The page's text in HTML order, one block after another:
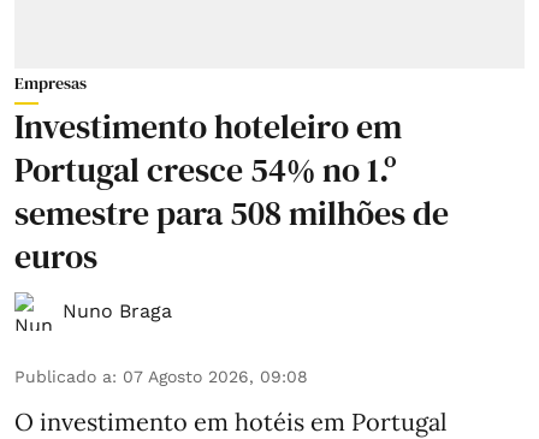
Empresas
Investimento hoteleiro em
Portugal cresce 54% no 1.º
semestre para 508 milhões de
euros
Nuno Braga
Publicado a: 07 Agosto 2026, 09:08
O investimento em hotéis em Portugal